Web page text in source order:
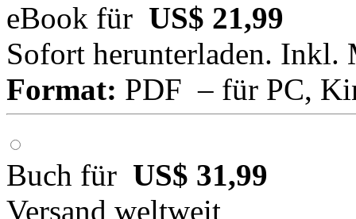
eBook für US$ 21,99
Sofort herunterladen. Inkl.
Format: PDF – für PC,
Buch für US$ 31,99
Versand weltweit